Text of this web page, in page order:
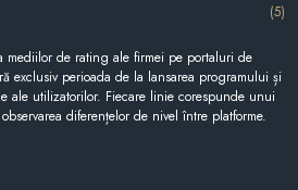
(5)
mediilor de rating ale firmei pe portaluri de
exclusiv perioada de la lansarea programului și
ale utilizatorilor. Fiecare linie corespunde unui
diferențelor de nivel între platforme.